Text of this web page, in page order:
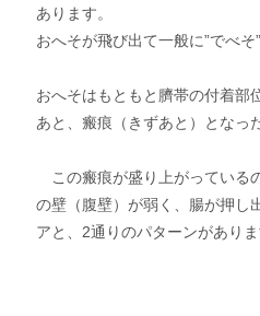
あります。
おへそが飛び出て一般に”でべそ
おへそはもともと臍帯の付着部
あと、瘢痕（きずあと）となっ
この瘢痕が盛り上がっている
の壁（腹壁）が弱く、腸が押し
アと、2通りのパターンがありま